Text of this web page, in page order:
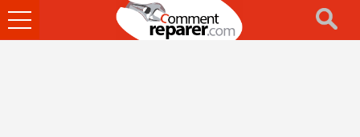
Ouvrir
le